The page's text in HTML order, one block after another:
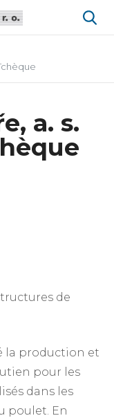
a. s.
de
la production et
pour les
dans les
poulet. En